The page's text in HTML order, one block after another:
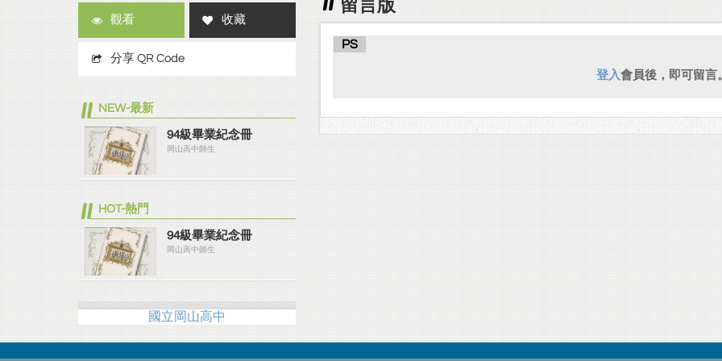
留言版
PS
登入會員後，即可留言
觀看 收藏
分享 QR Code
NEW-最新
94級畢業紀念冊
岡山高中師生
HOT-熱門
94級畢業紀念冊
岡山高中師生
國立岡山高中